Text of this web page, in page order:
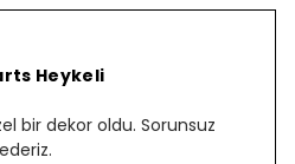
Heykeli
bir dekor oldu. Sorunsuz